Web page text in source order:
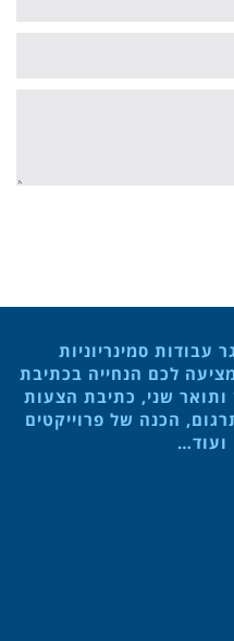
עבודות סמינריוניות
לכם הנחייה בכתיבת
ותואר שני, כתיבת הצעות
הכנה של פרוייקטים
ועוד…